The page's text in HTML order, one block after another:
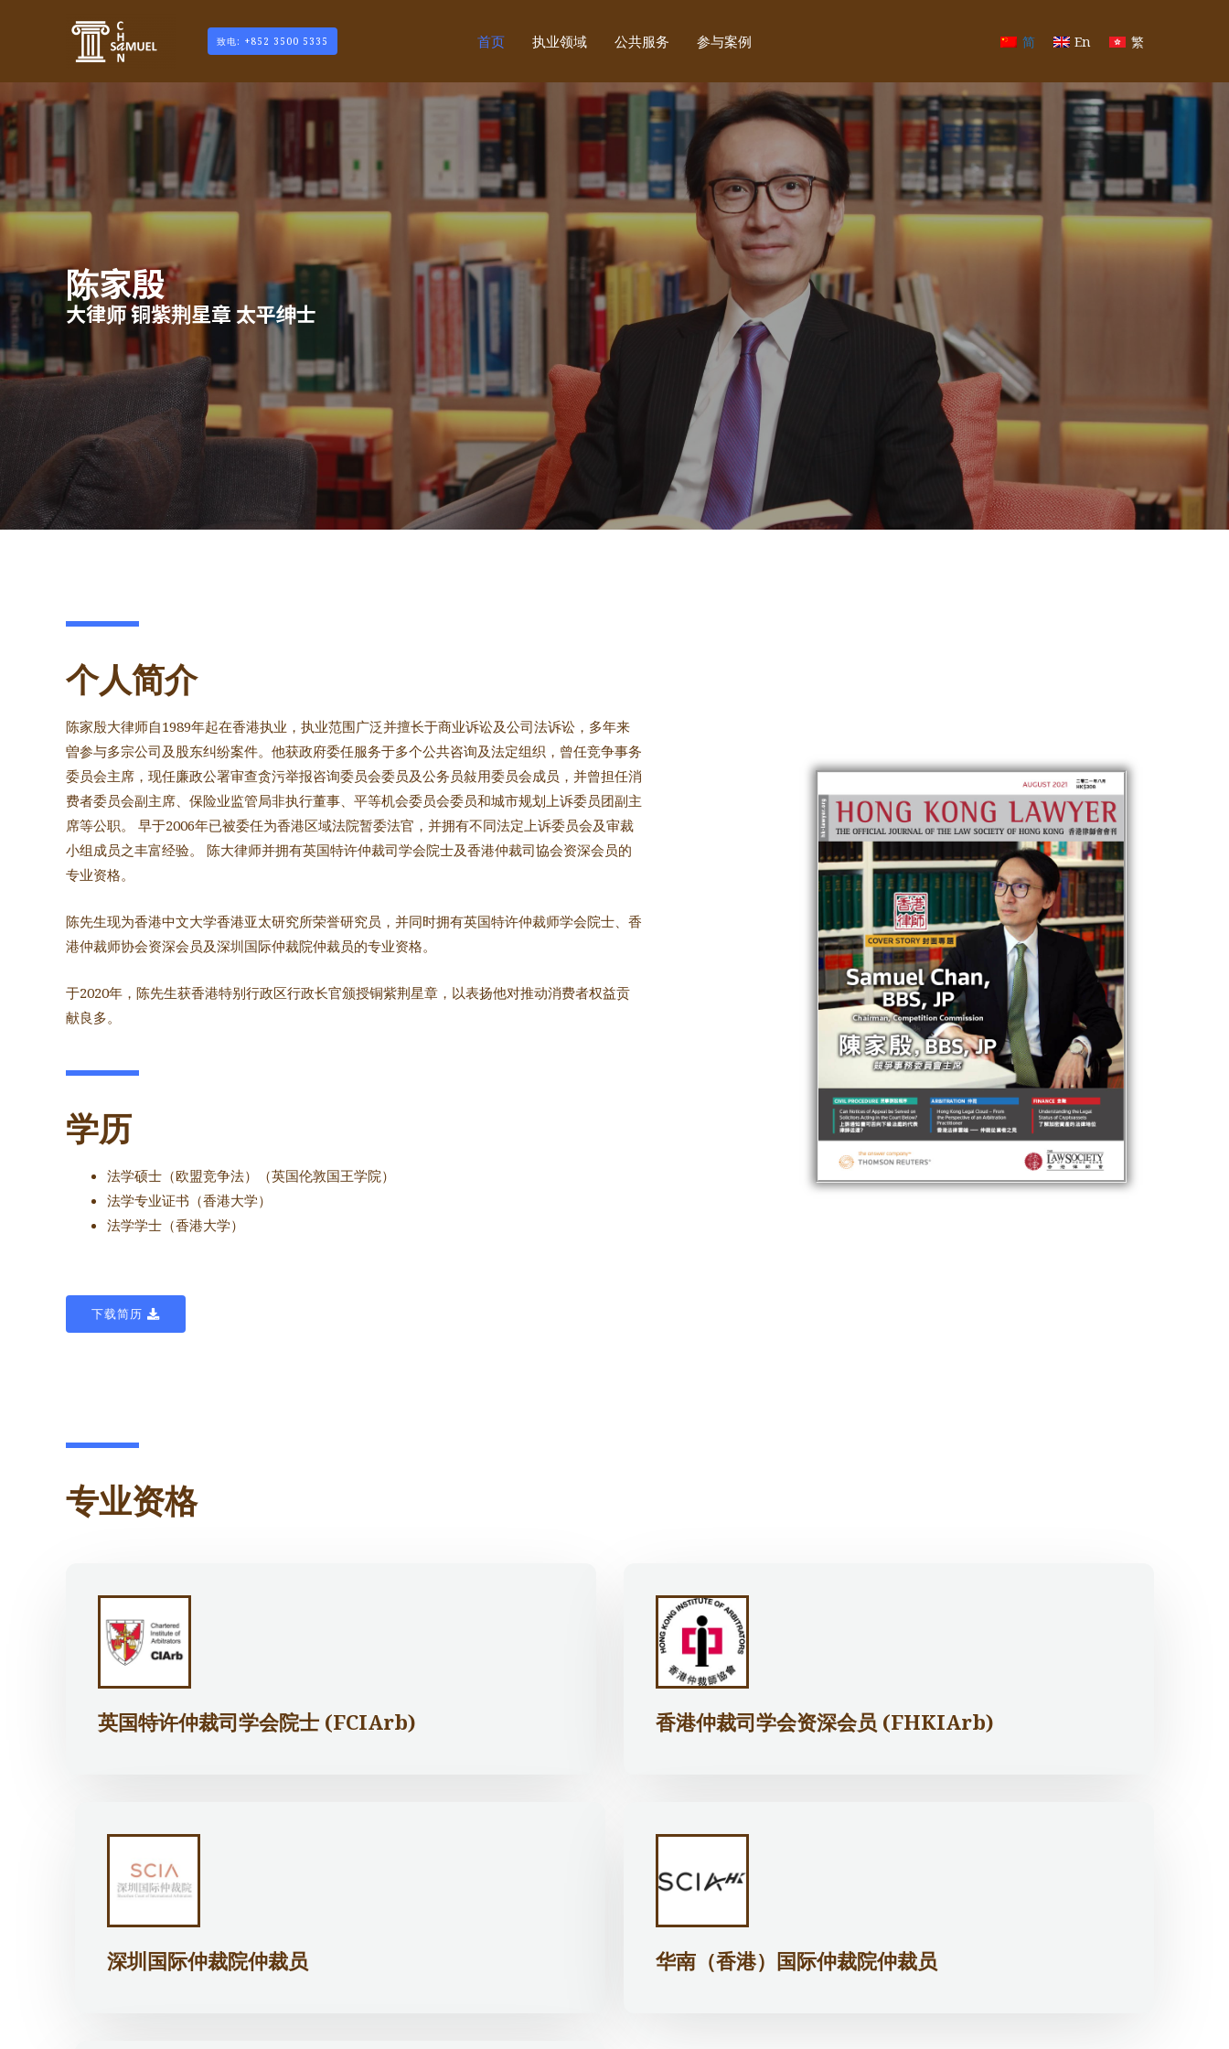
致电: +852 3500 5335 首页 执业领域 公共服务 参与案例 简 En 繁
陈家殷
大律师 铜紫荆星章 太平绅士
个人简介
陈家殷大律师自1989年起在香港执业，执业范围广泛并擅长于商业诉讼及公司法诉讼，多年来
曽参与多宗公司及股东纠纷案件。他获政府委任服务于多个公共咨询及法定组织，曾任竞争事务
委员会主席，现任廉政公署审查贪污举报咨询委员会委员及公务 员敍用委员会成员 ，并曾担任消
费者委员会副主席、保险业监管局非执行董事、 平等机会委员会委员和城市规划上诉委员团副主
席等公职。 早于2006年已被委任为香港区域法院暂委法官，并拥有不同法定上诉委员会及审裁
小组成员之丰富经验。 陈大律师并拥有英国特许仲裁司学会院士及香港仲裁司協会资深会员的
专业资格。
陈先生现为香港中文大学香港亚太研究所荣誉研究员，并同时拥有英国特许仲裁师学会院士、香
港仲裁师协会资深会员及深圳国际仲裁院仲裁员的专业资格。
于2020年，陈先生获香港特别行政区行政长官颁授铜紫荆星章，以表扬他对推动消费者权益贡
献良多。
学历
法学硕士（欧盟竞争法）（英国伦敦国王学院）
法学专业证书（香港大学）
法学学士（香港大学）
下载简历
专业资格
英国特许仲裁司学会院士 (FCIArb) 香港仲裁司学会资深会员 (FHKIArb)
深圳国际仲裁院仲裁员 华南（香港）国际仲裁院仲裁员